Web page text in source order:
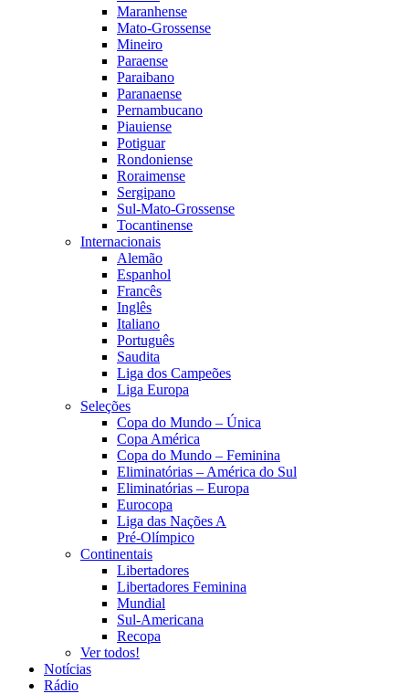
Maranhense
Mato-Grossense
Mineiro
Paraense
Paraibano
Paranaense
Pernambucano
Piauiense
Potiguar
Rondoniense
Roraimense
Sergipano
Sul-Mato-Grossense
Tocantinense
Internacionais
Alemão
Espanhol
Francês
Inglês
Italiano
Português
Saudita
Liga dos Campeões
Liga Europa
Seleções
Copa do Mundo – Única
Copa América
Copa do Mundo – Feminina
Eliminatórias – América do Sul
Eliminatórias – Europa
Eurocopa
Liga das Nações A
Pré-Olímpico
Continentais
Libertadores
Libertadores Feminina
Mundial
Sul-Americana
Recopa
Ver todos!
Notícias
Rádio